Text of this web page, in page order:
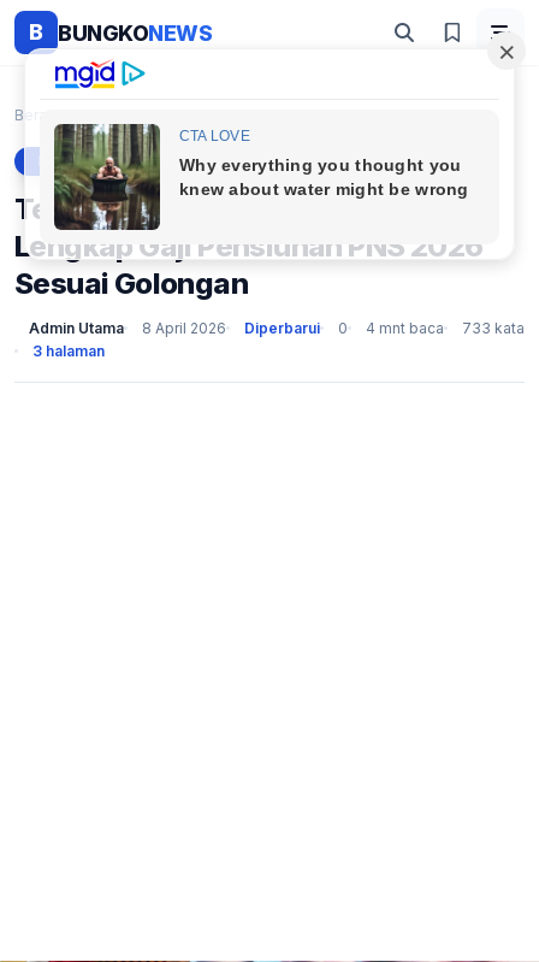
B BUNGKONEWS
Beranda
BERITA
Tertinggi Rp4,9 Juta! Ini Rincian
Lengkap Gaji Pensiunan PNS 2026
Sesuai Golongan
Admin Utama 8 April 2026 Diperbarui 0 4 mnt baca
733 kata
3 halaman